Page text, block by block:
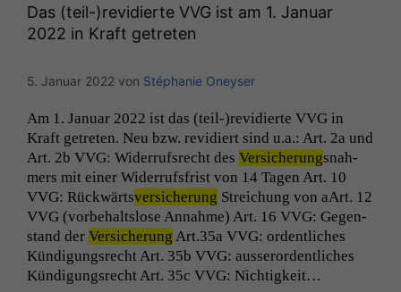
Das (teil-)revidierte VVG ist am 1. Januar
2022 in Kraft getreten
5. Januar 2022 von Stéphanie Oneyser
Am 1. Jan­u­ar 2022 ist das (teil-)revidierte VVG in
Kraft getreten. Neu bzw. rev­i­diert sind u.a.: Art. 2a und
Art. 2b VVG: Wider­ruf­s­recht des Ver­sicherungsnah­
mers mit ein­er Wider­rufs­frist von 14 Tagen Art. 10
VVG: Rück­wärtsver­sicherung Stre­ichung von aArt. 12
VVG (vor­be­halt­slose Annahme) Art. 16 VVG: Gegen­
stand der Ver­sicherung Art.35a VVG: ordentlich­es
Kündi­gungsrecht Art. 35b VVG: ausseror­dentlich­es
Kündi­gungsrecht Art. 35c VVG: Nichtigkeit…
Website nicht
Marketing
Wir speichern
anonyme Daten ab,
um interne
marketingtechnische
Auswertungen
durchführen zu
können. Diese helfen
uns, unsere Website
zu verbessern.